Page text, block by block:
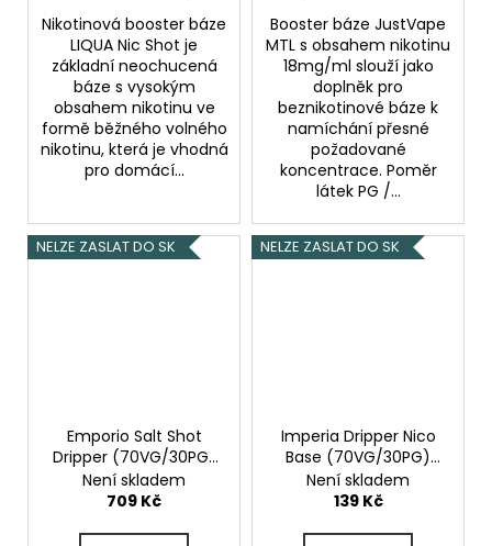
Nikotinová booster báze
LIQUA Nic Shot je
základní neochucená
báze s vysokým
obsahem nikotinu ve
formě běžného volného
nikotinu, která je vhodná
pro domácí...
Booster báze JustVape
MTL s obsahem nikotinu
18mg/ml slouží jako
doplněk pro
beznikotinové báze k
namíchání přesné
požadované
koncentrace. Poměr
látek PG /...
NELZE ZASLAT DO SK
Emporio Salt Shot
Dripper (70VG/30PG)
5x10ml 10mg
Není skladem
709 Kč
NELZE ZASLAT DO SK
Imperia Dripper Nico
Base (70VG/30PG)
10ml 6mg
Není skladem
139 Kč